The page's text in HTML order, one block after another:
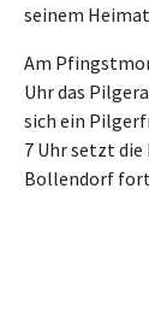
seinem
Am
Uhr das
sich ein
7 Uhr setzt
Bollendorf